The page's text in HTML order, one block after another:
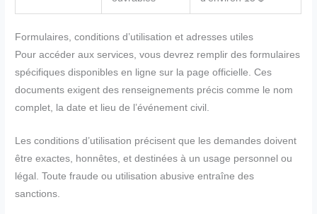
Formulaires, conditions d’utilisation et adresses utiles
Pour accéder aux services, vous devrez remplir des formulaires
spécifiques disponibles en ligne sur la page officielle. Ces
documents exigent des renseignements précis comme le nom
complet, la date et lieu de l’événement civil.
Les conditions d’utilisation précisent que les demandes doivent
être exactes, honnêtes, et destinées à un usage personnel ou
légal. Toute fraude ou utilisation abusive entraîne des
sanctions.